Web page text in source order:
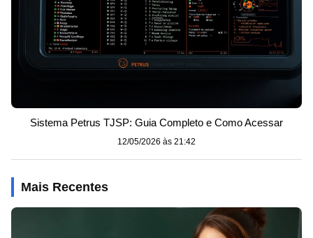
Sistema Petrus TJSP: Guia Completo e Como Acessar
12/05/2026 às 21:42
Mais Recentes